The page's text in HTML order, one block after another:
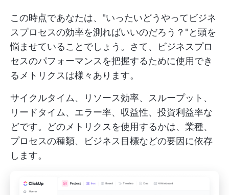
この時点であなたは、"いったいどうやってビジネ
スプロセスの効率を測ればいいのだろう？"と頭を
悩ませていることでしょう。さて、ビジネスプロ
セスのパフォーマンスを把握するために使用でき
るメトリクスは様々あります。
サイクルタイム、リソース効率、スループット、
リードタイム、エラー率、収益性、投資利益率な
どです。どのメトリクスを使用するかは、業種、
プロセスの種類、ビジネス目標などの要因に依存
します。